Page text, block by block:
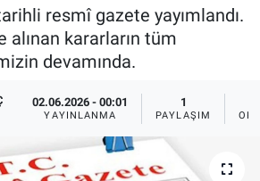
resmî gazete yayımlandı.
alınan kararların tüm
devamında.
02.06.2026 - 00:01
YAYINLANMA
1
PAYLAŞIM